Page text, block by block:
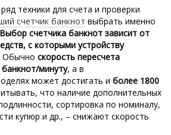
техники для счета и проверки
счетчик банкнот выбрать именно
Выбор счетчика банкнот зависит от
с которыми устройству
Обычно скорость пересчета
минуту, а в
может достигать и более 1800
что наличие дополнительных
сортировка по номиналу,
купюр и др., – снижают скорость